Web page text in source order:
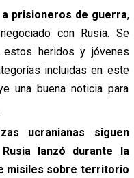
prisioneros de guerra,
con Rusia. Se
heridos y jóvenes
incluidas en este
una buena noticia para
ucranianas siguen
Rusia lanzó durante la
misiles sobre territorio